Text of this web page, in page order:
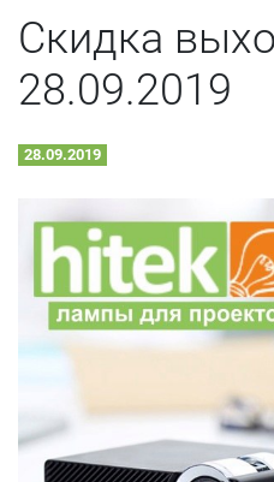
Скидка
28.09.2019
28.09.2019